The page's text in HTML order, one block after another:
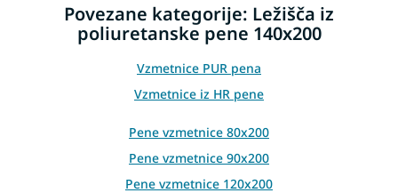
n
g
o
n
t
o
l
s
Povezane kategorije: Ležišča iz
poliuretanske pene 140x200
Vzmetnice PUR pena
Vzmetnice iz HR pene
Pene vzmetnice 80x200
Pene vzmetnice 90x200
Pene vzmetnice 120x200